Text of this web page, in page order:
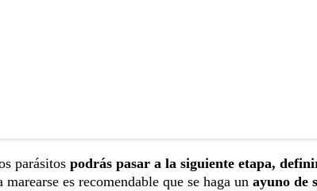
parásitos podrás pasar a la siguiente etapa,
es recomendable que se haga un ayuno de